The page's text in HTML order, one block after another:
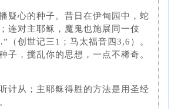
疑心的种子。昔日在伊甸园中，蛇
对主耶稣，魔鬼也施展同一伎
创世记三1；马太福音四3,6）。
子，搅乱你的思想，一点不稀奇。
计从；主耶稣得胜的方法是用圣经